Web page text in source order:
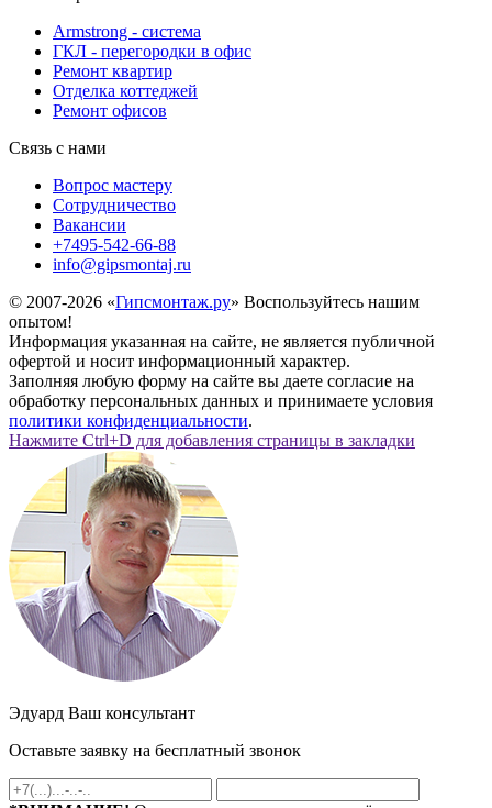
Armstrong - система
ГКЛ - перегородки в офис
Ремонт квартир
Отделка коттеджей
Ремонт офисов
Связь с нами
Вопрос мастеру
Сотрудничество
Вакансии
+7495-542-66-88
info@gipsmontaj.ru
© 2007-2026 «Гипсмонтаж.ру» Воспользуйтесь нашим
опытом!
Информация указанная на сайте, не является публичной
офертой и носит информационный характер.
Заполняя любую форму на сайте вы даете согласие на
обработку персональных данных и принимаете условия
политики конфиденциальности.
Нажмите Ctrl+D для добавления страницы в закладки
Эдуард Ваш консультант
Оставьте заявку на бесплатный звонок